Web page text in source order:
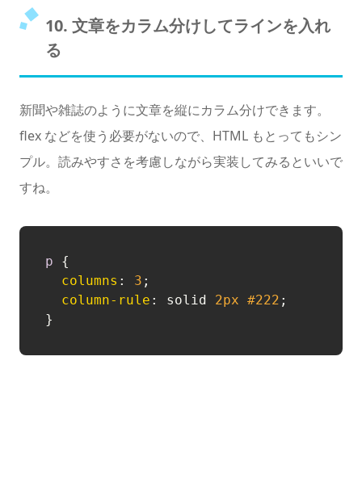
10. 文章をカラム分けしてラインを入れ
る
新聞や雑誌のように文章を縦にカラム分けできます。
flex などを使う必要がないので、HTML もとってもシン
プル。読みやすさを考慮しながら実装してみるといいで
すね。
p {
columns : 3 ;
column-rule : solid 2px #222 ;